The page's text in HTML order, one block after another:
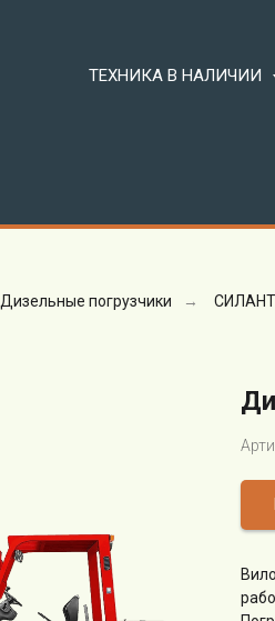
ТЕХНИКА В НАЛИЧИИ
Дизельные погрузчики →